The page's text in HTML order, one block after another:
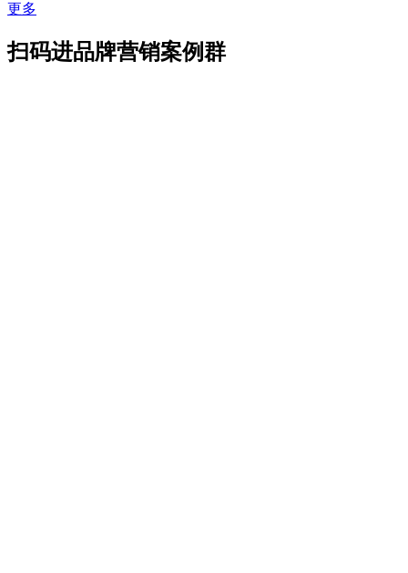
更多
扫码进品牌营销案例群